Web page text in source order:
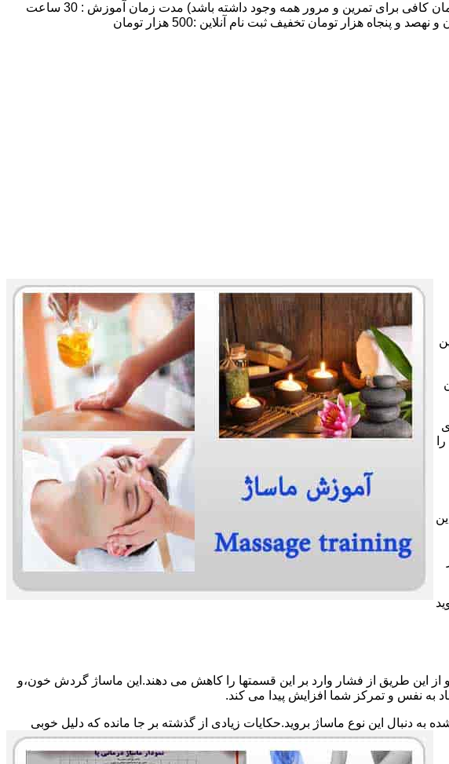
مدت زمان و شهریه دوره آموزش ماساژ :تعداد روزهای کلاس: 7 روز:تعداد شرکت کنندگان: 8 نفر نهایتا (به علت اینکه زمان کافی برای تمرین و مرور همه وجود داشته باشد) مدت زمان آموزش : 30 ساعت
این طریق از فشار وارد بر این قسمتها را کاهش می دهند.این ماساژ گردش خون،و
به نفس و تمرکز شما افزایش پیدا می کند.
دنبال این نوع ماساژ بروید.حکایات زیادی از گذشته بر جا مانده که دلیل خوبی